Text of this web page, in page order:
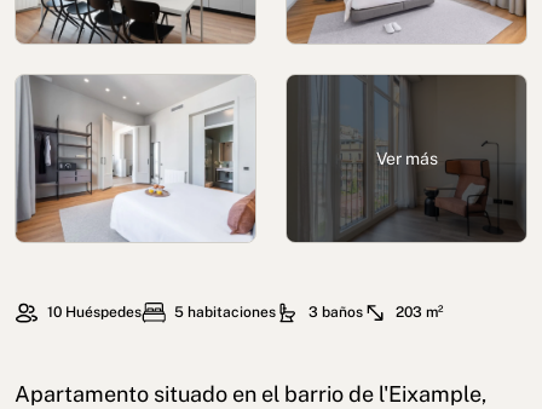
Política de privacidad en redes sociales Aviso legal
Términos y condiciones Canal de denuncias
Libro de reclamaciones de Oporto
© 2026Aspasios | Todos los Derechos Reservados
Ver más
10 Huéspedes 5 habitaciones 3 baños 203 m²
Apartamento situado en el barrio de l'Eixample,